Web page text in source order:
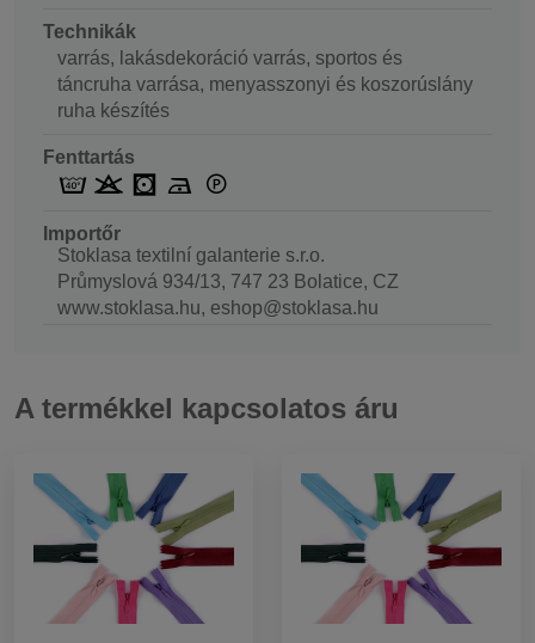
Technikák
varrás, lakásdekoráció varrás, sportos és
táncruha varrása, menyasszonyi és koszorúslány
ruha készítés
Fenttartás
Importőr
Stoklasa textilní galanterie s.r.o.
Průmyslová 934/13, 747 23 Bolatice, CZ
www.stoklasa.hu, eshop@stoklasa.hu
A termékkel kapcsolatos áru